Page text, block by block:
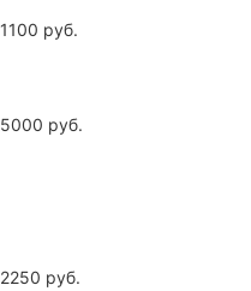
1100 руб.
5000 руб.
2250 руб.